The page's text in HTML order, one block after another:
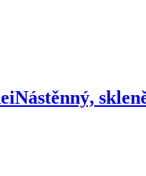
Nástěnný,